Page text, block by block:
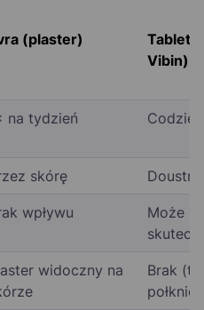
(plaster)
Vibin)
na tydzień
skórę
wpływu
Może
widoczny na
Brak